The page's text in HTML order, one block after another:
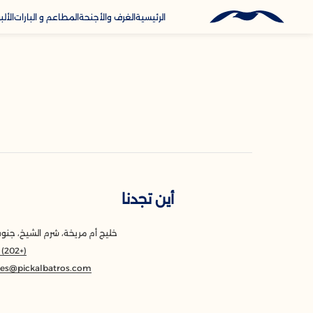
الرئيسيةالغرف والأجنحةالمطاعم و البارات
أين تجدنا
خليج أم مريخة، شرم الشيخ،
(+202) 69 3603200